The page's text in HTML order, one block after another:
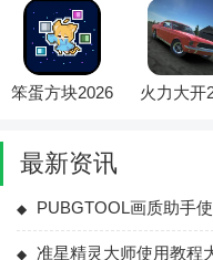
戏)
版本
笨蛋方块2026
火力大开
最新资讯
PUBGTOOL画质助手
程大全
准星精灵大师使用教程